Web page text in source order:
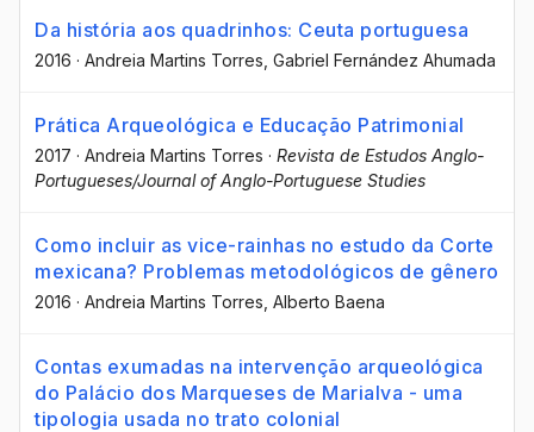
Da história aos quadrinhos: Ceuta portuguesa
2016 · Andreia Martins Torres , Gabriel Fernández Ahumada
Prática Arqueológica e Educação Patrimonial
2017 · Andreia Martins Torres · Revista de Estudos Anglo-
Portugueses/Journal of Anglo-Portuguese Studies
Como incluir as vice-rainhas no estudo da Corte
mexicana? Problemas metodológicos de gênero
2016 · Andreia Martins Torres , Alberto Baena
Contas exumadas na intervenção arqueológica
do Palácio dos Marqueses de Marialva - uma
tipologia usada no trato colonial